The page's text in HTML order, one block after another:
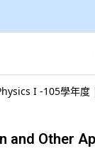
I -105學年
and Other